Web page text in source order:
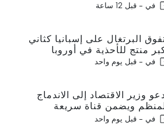
في - قبل 12 ساعة
البرتغال على إسبانيا كثاني
منتج للأحذية في أوروبا
في - قبل يوم واحد
وزير الاقتصاد إلى الاندماج
ويضمن قناة سريعة
في - قبل يوم واحد